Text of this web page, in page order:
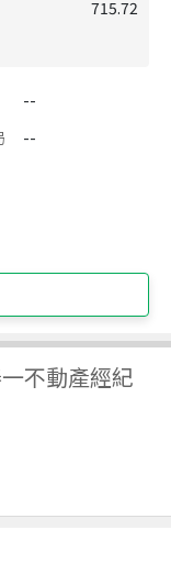
715.72
--
--
不動產經紀